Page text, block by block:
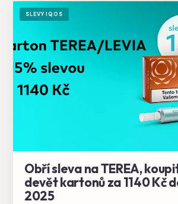
SLEVY IQOS
Obří sleva na TEREA,
devět kartonů za 1140 Kč
2025